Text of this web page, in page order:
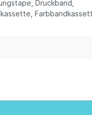
, Druckband
,